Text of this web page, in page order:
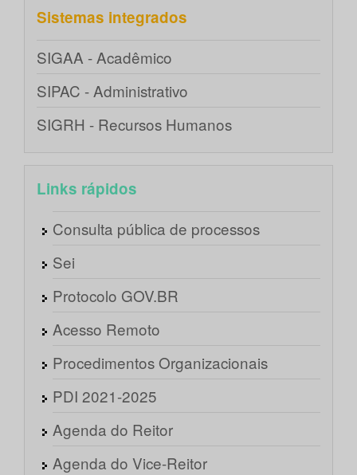
Sistemas integrados
SIGAA - Acadêmico
SIPAC - Administrativo
SIGRH - Recursos Humanos
Links rápidos
Consulta pública de processos
Sei
Protocolo GOV.BR
Acesso Remoto
Procedimentos Organizacionais
PDI 2021-2025
Agenda do Reitor
Agenda do Vice-Reitor